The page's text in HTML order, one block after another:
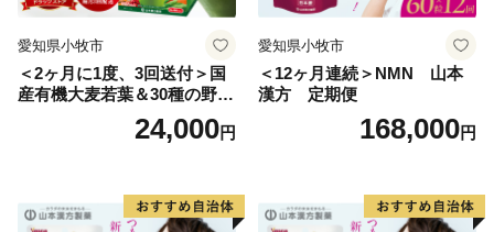
愛知県小牧市
＜2ヶ月に1度、3回送付＞国
産有機大麦若葉＆30種の野
菜 山本漢方 定期便
24,000円
愛知県小牧市
＜12ヶ月連続＞NMN 山本
漢方 定期便
168,000円